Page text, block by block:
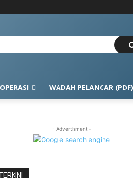
WADAH PELANCAR (PDF)
- Advertisment -